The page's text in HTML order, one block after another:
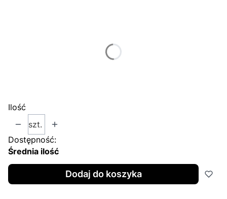
Ilość
szt.
Dostępność:
Średnia ilość
Dodaj do koszyka